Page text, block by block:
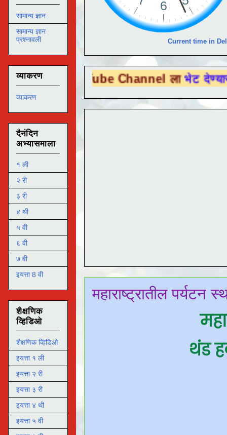
Current time in
Tube Channel ला भेट देण्यासाठी येथे
महाराष्ट्रातील पर्यटन
थंड
सामान्य ज्ञान
सामान्य ज्ञान
प्रश्नावली
व्याकरण
व्याकरण
दैनंदिन
अभ्यासमाला
१ ली
२ री
३ री
४ थी
५ वी
६ वी
७ वी
इयत्ता 8 वी
शैक्षणिक
व्हिडिओ
शैक्षणिक व्हिडिओ
इयत्ता १ ली
इयत्ता २ री
इयत्ता ३ री
इयत्ता ४ थी
इयत्ता ५ वी